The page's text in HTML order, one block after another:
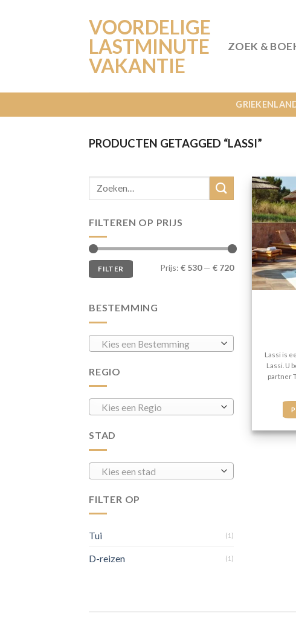
VOORDELIGE
LASTMINUTE
VAKANTIE
ZOEK &
PRODUCTEN GETAGGED “LASSI”
FILTEREN OP PRIJS
Min.
prijs
Max.
prijsFILTER Prijs: € 530— € 720
BESTEMMING
Kies een Bestemming
REGIO
Kies een Regio
STAD
Kies een stad
FILTER OP
Tui (1)
D-reizen (1)
Lassi is
Lassi. U
partner